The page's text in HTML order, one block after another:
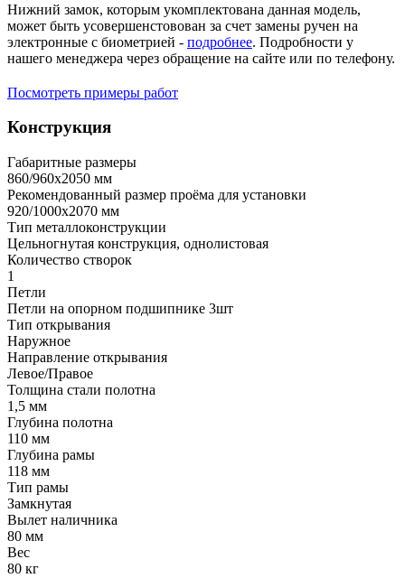
Нижний замок, которым укомплектована данная модель,
может быть усовершенстовован за счет замены ручен на
электронные с биометрией - подробнее. Подробности у
нашего менеджера через обращение на сайте или по телефону.
Посмотреть примеры работ
Конструкция
Габаритные размеры
860/960х2050 мм
Рекомендованный размер проёма для установки
920/1000х2070 мм
Тип металлоконструкции
Цельногнутая конструкция, однолистовая
Количество створок
1
Петли
Петли на опорном подшипнике 3шт
Тип открывания
Наружное
Направление открывания
Левое/Правое
Толщина стали полотна
1,5 мм
Глубина полотна
110 мм
Глубина рамы
118 мм
Тип рамы
Замкнутая
Вылет наличника
80 мм
Вес
80 кг